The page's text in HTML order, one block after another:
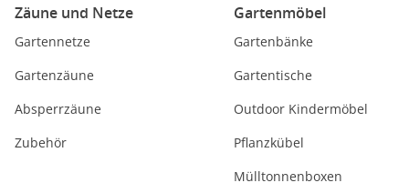
Zäune und Netze
Gartennetze
Gartenzäune
Absperrzäune
Zubehör
Gartenmöbel
Gartenbänke
Gartentische
Outdoor Kindermöbel
Pflanzkübel
Mülltonnenboxen